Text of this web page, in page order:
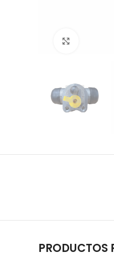
PRODUCTOS